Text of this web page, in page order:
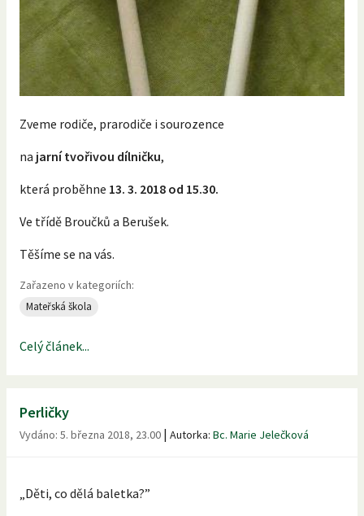
Zveme rodiče, prarodiče i sourozence
na jarní tvořivou dílničku,
která proběhne 13. 3. 2018 od 15.30.
Ve třídě Broučků a Berušek.
Těšíme se na vás.
Zařazeno v kategoriích:
Mateřská škola
Celý článek...
Perličky
Vydáno: 5. března 2018, 23.00 | Autorka: Bc. Marie Jelečková
„Děti, co dělá baletka?”